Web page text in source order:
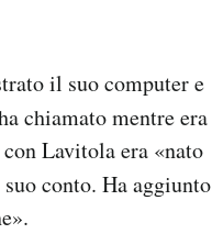
il suo computer e
chiamato mentre era
Lavitola era «nato
suo conto. Ha aggiunto